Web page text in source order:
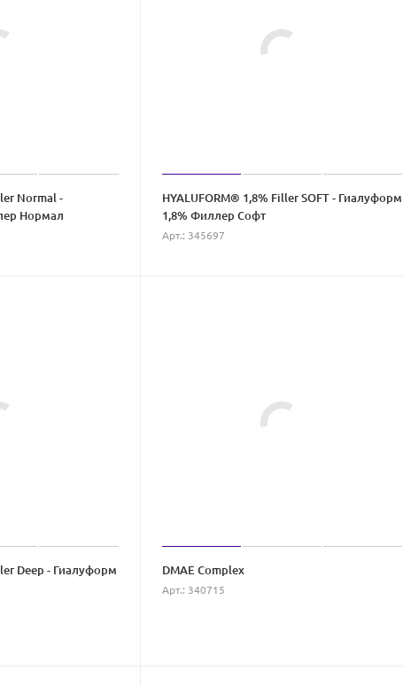
Normal -
Нормал
HYALUFORM® 1,8% Filler SOFT - Гиалуформ
1,8% Филлер Софт
Арт.: 345697
Deep - Гиалуформ
DMAE Complex
Арт.: 340715